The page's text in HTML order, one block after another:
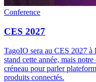
Conference
CES 2027
TagoIO sera au CES 2027 à
stand cette année, mais
créneau pour parler
produits connectés.